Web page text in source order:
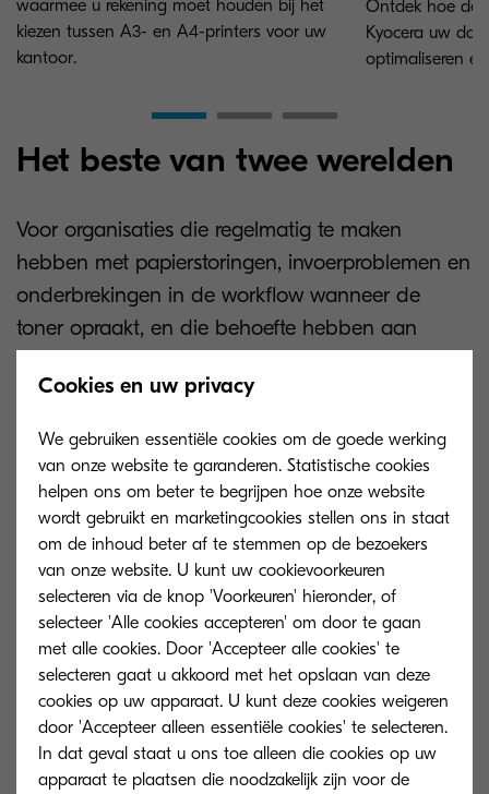
waarmee u rekening moet houden bij het
kiezen tussen A3- en A4-printers voor uw
kantoor.
Ontdek hoe de
Kyocera uw
optimaliseren
Het beste van twee werelden
Voor organisaties die regelmatig te maken
hebben met papierstoringen, invoerproblemen en
onderbrekingen in de workflow wanneer de
toner opraakt, en die behoefte hebben aan
nieuwe TASKalfa MZ9500ci/MZ10500i-serie van
zwart-wit- en kleuren-MFP’s een slimmere
oplossing.
Ze zijn ontworpen voor bedrijven die:
Marketingmateriaal efficiënten tegen
lagere kostenmoeten produceren.
Nauwkeurige, consistente kleuren
nodig hebben op verschillende
papiersoorten om de zichtbaarheid
van het merk te vergroten.
Afhankelijk zijn van een stabiele
Cookies en uw privacy
We gebruiken essentiële cookies om de goede werking
van onze website te garanderen. Statistische cookies
helpen ons om beter te begrijpen hoe onze website
wordt gebruikt en marketingcookies stellen ons in staat
om de inhoud beter af te stemmen op de bezoekers
van onze website. U kunt uw cookievoorkeuren
selecteren via de knop 'Voorkeuren' hieronder, of
selecteer 'Alle cookies accepteren' om door te gaan
met alle cookies. Door 'Accepteer alle cookies' te
selecteren gaat u akkoord met het opslaan van deze
cookies op uw apparaat. U kunt deze cookies weigeren
door 'Accepteer alleen essentiële cookies' te selecteren.
In dat geval staat u ons toe alleen die cookies op uw
apparaat te plaatsen die noodzakelijk zijn voor de